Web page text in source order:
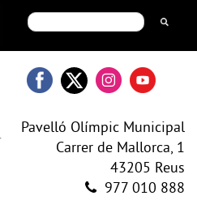
Pavelló Olímpic Municipal
Carrer de Mallorca, 1
43205 Reus
977 010 888